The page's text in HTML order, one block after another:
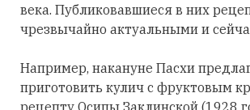
века. Публиковавшиеся в них
чрезвычайно актуальными и
Например, накануне Пасхи
приготовить кулич с фруктовым
рецепту Осипы Заклинской (1928